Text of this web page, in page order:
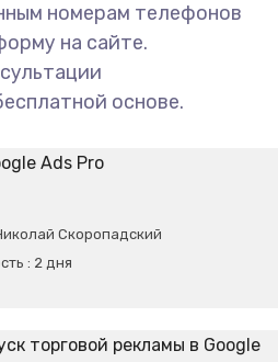
номерам телефонов
на сайте.
основе.
Скоропадский
: 2 дня